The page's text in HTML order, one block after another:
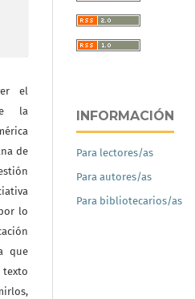
el
la
de
lo
que
INFORMACIÓN
Para lectores/as
Para autores/as
Para bibliotecarios/as